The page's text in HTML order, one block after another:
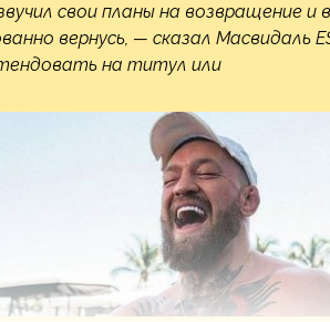
свои планы на возвращение
вернусь, — сказал Масвидаль
на титул или